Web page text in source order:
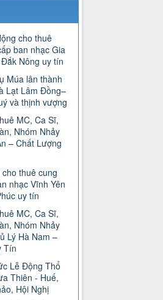
cho thuê
ban nhạc Gia
Nông uy tín
Múa lân thành
Lạt Lâm Đồng–
và thịnh vượng
MC, Ca Sĩ,
Nhóm Nhảy
– Chất Lượng
thuê cung
nhạc Vĩnh Yên
uy tín
MC, Ca Sĩ,
Nhóm Nhảy
Lý Hà Nam –
Tín
Lễ Động Thổ
Thiên - Huế,
Hội Nghị